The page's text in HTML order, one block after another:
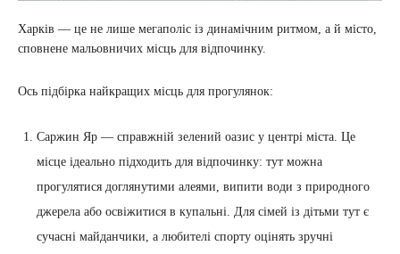
Харків — це не лише мегаполіс із динамічним ритмом, а й місто,
сповнене мальовничих місць для відпочинку.
Ось підбірка найкращих місць для прогулянок:
Саржин Яр — справжній зелений оазис у центрі міста. Це
місце ідеально підходить для відпочинку: тут можна
прогулятися доглянутими алеями, випити води з природного
джерела або освіжитися в купальні. Для сімей із дітьми тут є
сучасні майданчики, а любителі спорту оцінять зручні